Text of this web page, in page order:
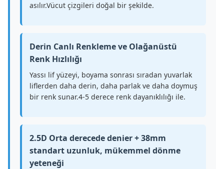
asılır.Vücut çizgileri doğal bir şekilde.
Derin Canlı Renkleme ve Olağanüstü
Renk Hızlılığı
Yassı lif yüzeyi, boyama sonrası sıradan yuvarlak
liflerden daha derin, daha parlak ve daha doymuş
bir renk sunar.4-5 derece renk dayanıklılığı ile.
2.5D Orta derecede denier + 38mm
standart uzunluk, mükemmel dönme
yeteneği